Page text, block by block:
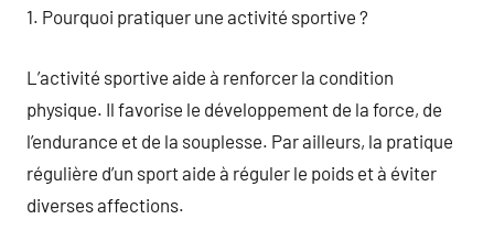
1. Pourquoi pratiquer une activité sportive ?
L’activité sportive aide à renforcer la condition
physique. Il favorise le développement de la force, de
l’endurance et de la souplesse. Par ailleurs, la pratique
régulière d’un sport aide à réguler le poids et à éviter
diverses affections.